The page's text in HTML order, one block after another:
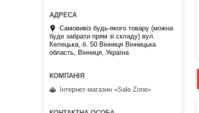
Самовивіз будь-якого товару (можна
буде забрати прям зі складу) вул.
Келецька, б. 50 Вінниця Вінницька
область, Вінниця, Україна
Інтернет-магазин «Sale Zone»